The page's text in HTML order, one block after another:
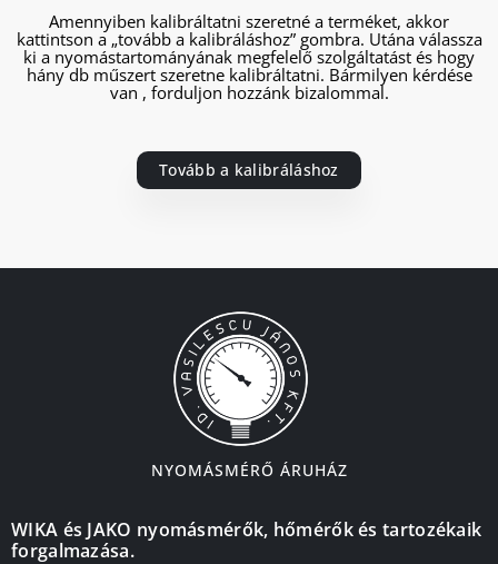
Amennyiben kalibráltatni szeretné a terméket, akkor
kattintson a „tovább a kalibráláshoz” gombra. Utána válassza
ki a nyomástartományának megfelelő szolgáltatást és hogy
hány db műszert szeretne kalibráltatni. Bármilyen kérdése
van , forduljon hozzánk bizalommal.
Tovább a kalibráláshoz
NYOMÁSMÉRŐ ÁRUHÁZ
WIKA és JAKO nyomásmérők, hőmérők és tartozékaik
forgalmazása.